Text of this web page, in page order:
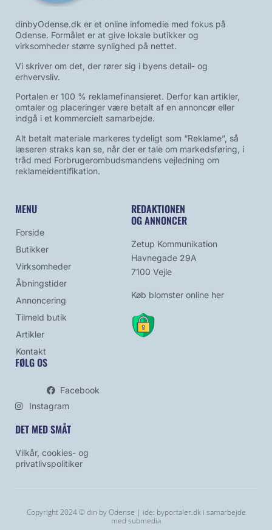
dinbyOdense.dk er et online infomedie med fokus på
Odense. Formålet er at give lokale butikker og
virksomheder større synlighed på nettet.
Vi skriver om det, der rører sig i byens detail- og
erhvervsliv.
Portalen er 100 % reklamefinansieret. Derfor kan artikler,
omtaler og placeringer være betalt af en annoncør eller
indgå i et kommercielt samarbejde.
Alt betalt materiale markeres tydeligt som “Reklame”, så
læseren straks kan se, når der er tale om markedsføring, i
tråd med Forbrugerombudsmandens vejledning om
reklameidentifikation.
MENU
Forside
Butikker
Virksomheder
Åbningstider
Annoncering
Tilmeld butik
Artikler
Kontakt
REDAKTIONEN
OG ANNONCER
Zetup Kommunikation
Havnegade 29A
7100 Vejle
Køb blomster online her
FØLG OS
Facebook
Instagram
DET MED SMÅT
Vilkår, cookies- og
privatlivspolitiker
Copyright 2024 © din by Odense | ide: byportaler.dki samarbejde
med submedia